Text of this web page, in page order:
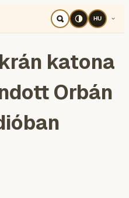
KOGNITÍV HÁBORÚ
HU
katona
Orbán